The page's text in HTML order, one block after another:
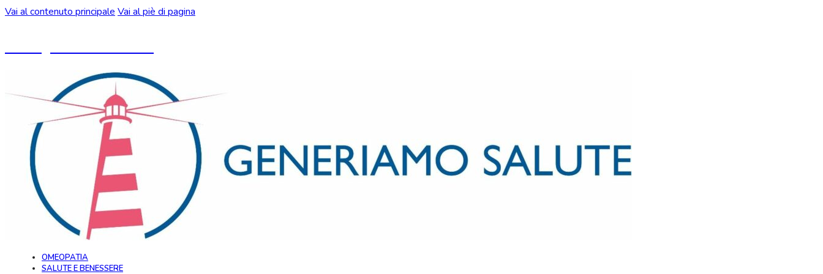
Vai al contenuto principale Vai al piè di pagina
OMEOPATIA
SALUTE E BENESSERE